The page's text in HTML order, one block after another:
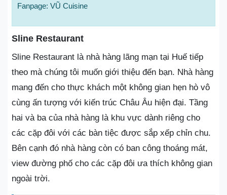
Fanpage: VŨ Cuisine
Sline Restaurant
Sline Restaurant là nhà hàng lãng mạn tại Huế tiếp
theo mà chúng tôi muốn giới thiệu đến bạn. Nhà hàng
mang đến cho thực khách một không gian hẹn hò vô
cùng ấn tượng với kiến trúc Châu Âu hiện đại. Tầng
hai và ba của nhà hàng là khu vực dành riêng cho
các cặp đôi với các bàn tiệc được sắp xếp chỉn chu.
Bên cạnh đó nhà hàng còn có ban công thoáng mát,
view đường phố cho các cặp đôi ưa thích không gian
ngoài trời.